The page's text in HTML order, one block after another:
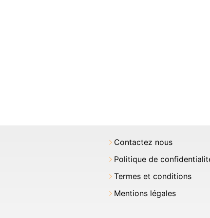
Contactez nous
Politique de
Termes et conditions
Mentions légales